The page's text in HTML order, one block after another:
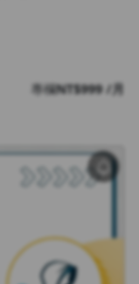
專欄NT$999 /月